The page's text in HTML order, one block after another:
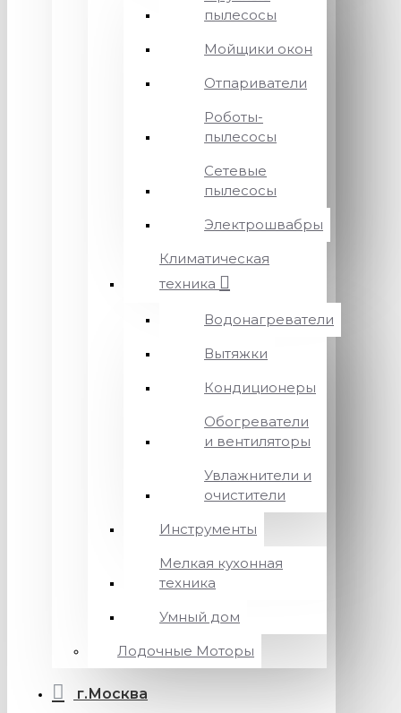
пылесосы
Мойщики окон
Отпариватели
Роботы-
пылесосы
Сетевые
пылесосы
Электрошвабры
Климатическая
техника
Водонагреватели
Вытяжки
Кондиционеры
Обогреватели
и вентиляторы
Увлажнители и
очистители
Инструменты
Мелкая кухонная
техника
Умный дом
Лодочные Моторы
г.Москва